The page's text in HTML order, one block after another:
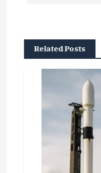
ó
n
Related Posts